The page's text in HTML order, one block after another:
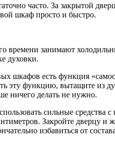
часто. За закрытой
шкаф просто и быстро.
времени занимают
духовки.
шкафов есть функция
эту функцию, вытащите из
ничего делать не нужно.
сильные
Закройте дверцу
избавиться от